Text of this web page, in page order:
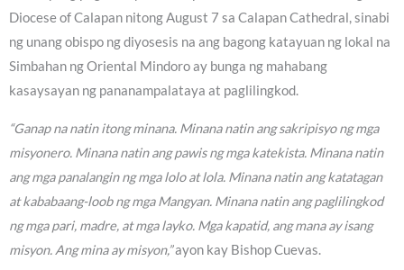
Diocese of Calapan nitong August 7 sa Calapan Cathedral, sinabi
ng unang obispo ng diyosesis na ang bagong katayuan ng lokal na
Simbahan ng Oriental Mindoro ay bunga ng mahabang
kasaysayan ng pananampalataya at paglilingkod.
“Ganap na natin itong minana. Minana natin ang sakripisyo ng mga
misyonero. Minana natin ang pawis ng mga katekista. Minana natin
ang mga panalangin ng mga lolo at lola. Minana natin ang katatagan
at kababaang-loob ng mga Mangyan. Minana natin ang paglilingkod
ng mga pari, madre, at mga layko. Mga kapatid, ang mana ay isang
misyon. Ang mina ay misyon,”ayon kay Bishop Cuevas.